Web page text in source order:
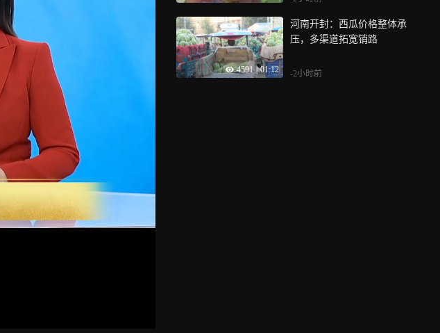
4591 | 01:12
河南开封：西瓜价格整体承
压，多渠道拓宽销路
-2小时前